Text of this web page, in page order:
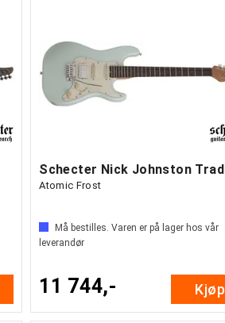
Atomic Frost
Må bestilles. Varen er på lager hos vår
leverandør
11 744,- Kjøp